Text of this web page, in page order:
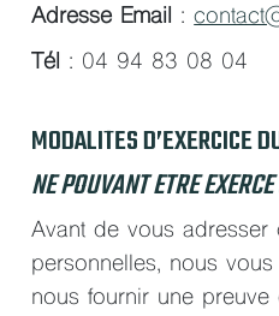
Adresse Email :
Tél : 04 94 83 08 04
MODALITES D’EXERCICE
NE POUVANT ETRE
Avant de vous adresser
personnelles, nous
nous fournir une preuve